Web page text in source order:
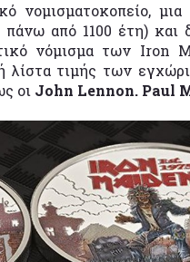
νομισματοκοπείο,
από 1100 έτη) και
νόμισμα των Iron
λίστα τιμής των
οι John Lennon. Paul